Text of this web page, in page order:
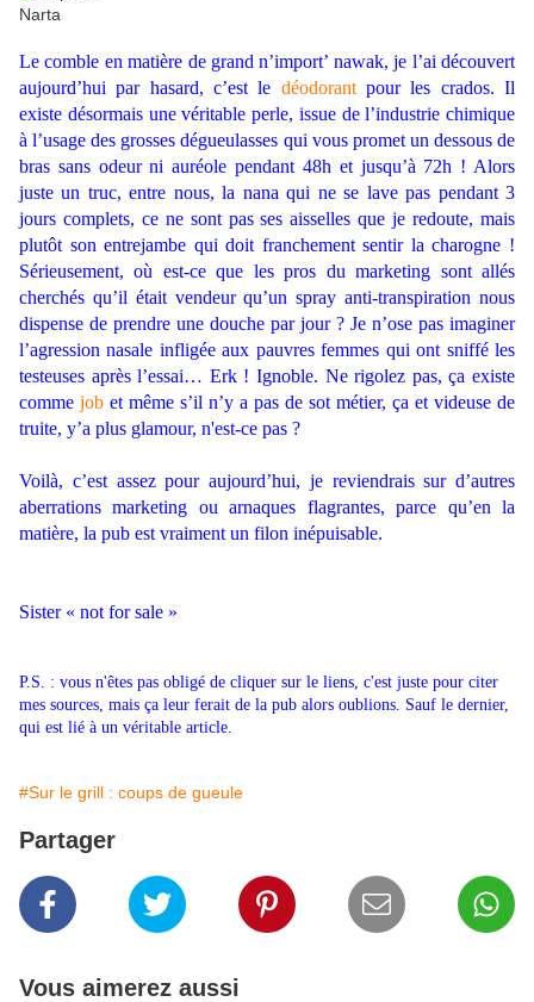
Le comble en matière de grand n’import’ nawak, je l’ai découvert
aujourd’hui par hasard, c’est le déodorantpour les crados. Il
existe désormais une véritable perle, issue de l’industrie chimique
à l’usage des grosses dégueulasses qui vous promet un dessous de
bras sans odeur ni auréole pendant 48h et jusqu’à 72h ! Alors
juste un truc, entre nous, la nana qui ne se lave pas pendant 3
jours complets, ce ne sont pas ses aisselles que je redoute, mais
plutôt son entrejambe qui doit franchement sentir la charogne !
Sérieusement, où est-ce que les pros du marketing sont allés
cherchés qu’il était vendeur qu’un spray anti-transpiration nous
dispense de prendre une douche par jour ? Je n’ose pas imaginer
l’agression nasale infligée aux pauvres femmes qui ont sniffé les
testeuses après l’essai… Erk ! Ignoble. Ne rigolez pas, ça existe
comme job et même s’il n’y a pas de sot métier, ça et videuse de
truite, y’a plus glamour, n'est-ce pas ?
Voilà, c’est assez pour aujourd’hui, je reviendrais sur d’autres
aberrations marketing ou arnaques flagrantes, parce qu’en la
matière, la pub est vraiment un filon inépuisable.
Sister « not for sale »
P.S. : vous n'êtes pas obligé de cliquer sur le liens, c'est juste pour citer
mes sources, mais ça leur ferait de la pub alors oublions. Sauf le dernier,
qui est lié à un véritable article.
#Sur le grill : coups de gueule
Partager
Vous aimerez aussi